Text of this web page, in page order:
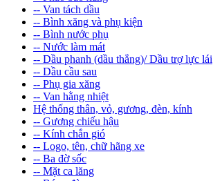
-- Van tách dầu
-- Bình xăng và phụ kiện
-- Bình nước phụ
-- Nước làm mát
-- Dầu phanh (dầu thắng)/ Dầu trợ lực lái
-- Dầu cầu sau
-- Phụ gia xăng
-- Van hằng nhiệt
Hệ thống thân, vỏ, gương, đèn, kính
-- Gương chiếu hậu
-- Kính chắn gió
-- Logo, tên, chữ hãng xe
-- Ba đờ sốc
-- Mặt ca lăng